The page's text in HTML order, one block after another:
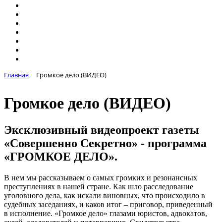
Главная Громкое дело (ВИДЕО)
Громкое дело (ВИДЕО)
Эксклюзивный видеопроект газеты
«Совершенно Секретно» - программа
«ГРОМКОЕ ДЕЛО».
В нем мы рассказываем о самых громких и резонансных
преступлениях в нашей стране. Как шло расследование
уголовного дела, как искали виновных, что происходило в
судебных заседаниях, и каков итог – приговор, приведенный
в исполнение. «Громкое дело» глазами юристов, адвокатов,